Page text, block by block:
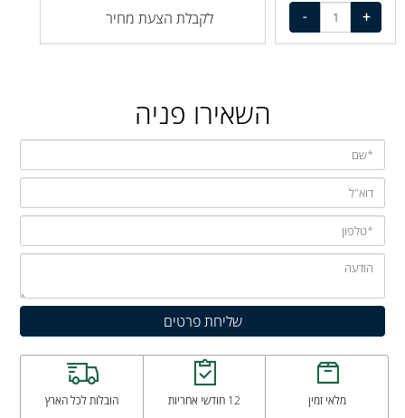
לקבלת הצעת מחיר
השאירו פניה
מלאי זמין 12 חודשי אחריות הובלות לכל הארץ